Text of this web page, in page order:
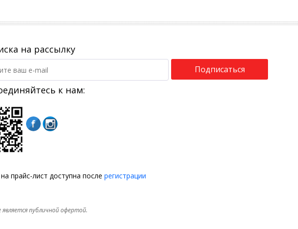
на рассылку
Подписаться
к нам:
прайс-лист доступна после регистрации
публичной офертой.